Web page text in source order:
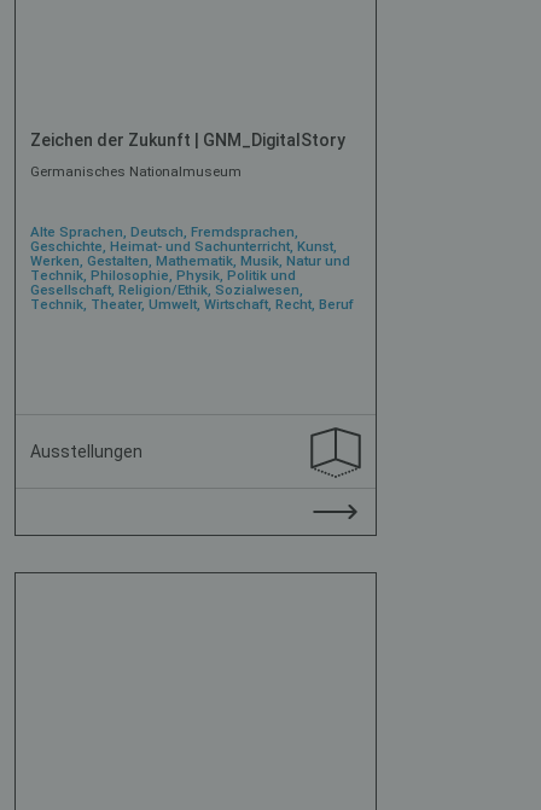
Zeichen der Zukunft | GNM_DigitalStory
Germanisches Nationalmuseum
Alte Sprachen, Deutsch, Fremdsprachen,
Geschichte, Heimat- und Sachunterricht, Kunst,
Werken, Gestalten, Mathematik, Musik, Natur und
Technik, Philosophie, Physik, Politik und
Gesellschaft, Religion/Ethik, Sozialwesen,
Technik, Theater, Umwelt, Wirtschaft, Recht, Beruf
Ausstellungen